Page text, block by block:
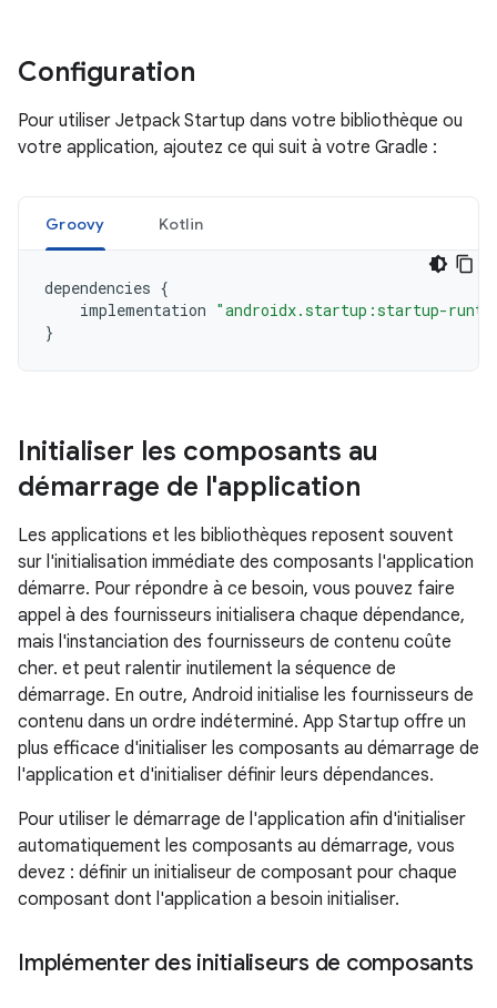
Configuration
Pour utiliser Jetpack Startup dans votre bibliothèque ou
votre application, ajoutez ce qui suit à votre Gradle :
Groovy Kotlin
dependencies {
implementation "androidx.startup:startup-
}
Initialiser les composants au
démarrage de l'application
Les applications et les bibliothèques reposent souvent
sur l'initialisation immédiate des composants l'application
démarre. Pour répondre à ce besoin, vous pouvez faire
appel à des fournisseurs initialisera chaque dépendance,
mais l'instanciation des fournisseurs de contenu coûte
cher. et peut ralentir inutilement la séquence de
démarrage. En outre, Android initialise les fournisseurs de
contenu dans un ordre indéterminé. App Startup offre un
plus efficace d'initialiser les composants au démarrage de
l'application et d'initialiser définir leurs dépendances.
Pour utiliser le démarrage de l'application afin d'initialiser
automatiquement les composants au démarrage, vous
devez : définir un initialiseur de composant pour chaque
composant dont l'application a besoin initialiser.
Implémenter des initialiseurs de composants